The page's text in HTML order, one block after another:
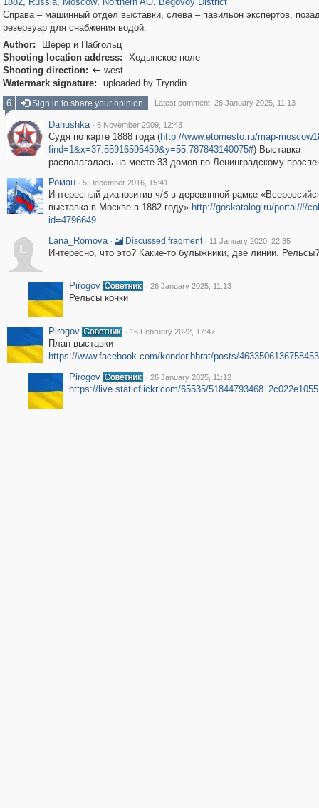
Справа – машинный отдел выставки, слева – павильон экспертов,
резервуар для снабжения водой.
Author:
Шерер и Набгольц
Shooting location address:
Ходынское поле
Shooting direction:  west
Watermark signature:
uploaded by Tryndin
6
Sign in to share your opinion Latest comment: 26 January 2025, 11:13
Danushka · 6 November 2009, 12:43
Судя по карте 1888 года (http://www.etomesto.ru/map-
find=1&x=37.55916595459&y=55.787843140075#) Выставка
располагалась на месте 33 домов по Ленинградскому
Роман · 5 December 2016, 15:41
Интересный диапозитив ч/б в деревянной рамке
выставка в Москве в 1882 году» http://goskatalog.ru/portal/#/
id=4796649
L
Lana_Romova · Discussed fragment · 11 January 2020, 22:35
Интересно, что это? Какие-то булыжники, две линии. Рельсы?
Pirogov · 26 January 2025, 11:13
Рельсы конки
Pirogov · 16 February 2022, 17:47
План выставки
https://www.facebook.com/kondoribbrat/posts/4633506136758453
Pirogov
· 26 January 2025, 11:12
https://live.staticflickr.com/65535/